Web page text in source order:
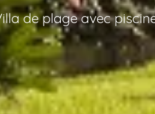
de plage avec